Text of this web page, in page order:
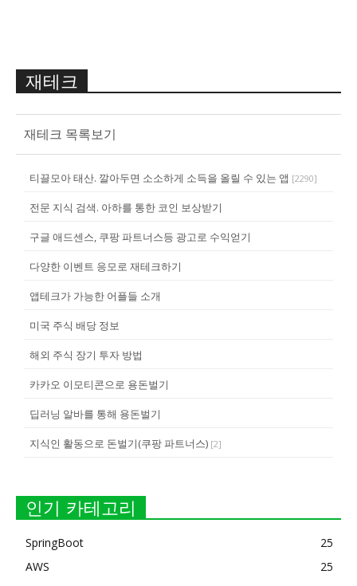
재테크
재테크 목록보기
티끌모아 태산. 깔아두면 소소하게 소득을 올릴 수 있는 앱 [2290]
전문 지식 검색. 아하를 통한 코인 보상받기
구글 애드센스, 쿠팡 파트너스등 광고로 수익얻기
다양한 이벤트 응모로 재테크하기
앱테크가 가능한 어플들 소개
미국 주식 배당 정보
해외 주식 장기 투자 방법
카카오 이모티콘으로 용돈벌기
딥러닝 알바를 통해 용돈벌기
지식인 활동으로 돈벌기(쿠팡 파트너스) [2]
인기 카테고리
SpringBoot
25
AWS
25